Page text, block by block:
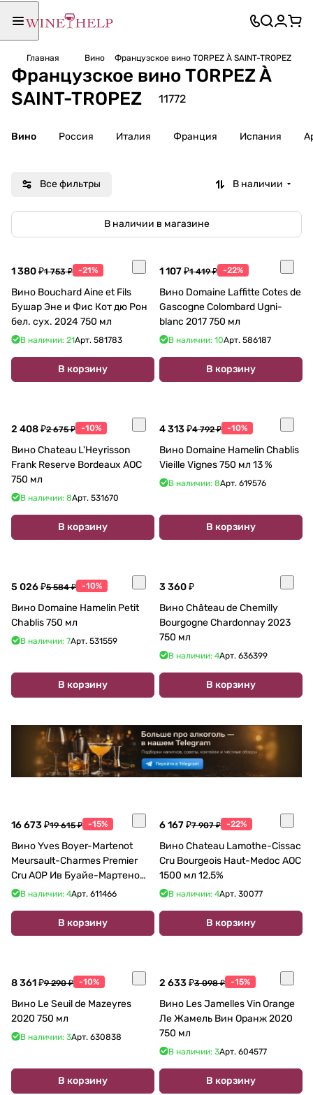
Главная Вино Французское вино TORPEZ À SAINT-TROPEZ
Французское вино TORPEZ À
SAINT-TROPEZ
11772
Вино Россия Италия Франция Испания
Все фильтры В наличии
В наличии в магазине
1 380 ₽1 753 ₽ -21%
Вино Bouchard Aine et Fils
Бушар Эне и Фис Кот дю Рон
бел. сух. 2024 750 мл
В наличии: 21Арт. 581783
В корзину
1 107 ₽1 419 ₽ -22%
Вино Domaine Laffitte Cotes de
Gascogne Colombard Ugni-
blanc 2017 750 мл
В наличии: 10Арт. 586187
В корзину
2 408 ₽2 675 ₽ -10%
Вино Chateau L'Heyrisson
Frank Reserve Bordeaux AOC
750 мл
В наличии: 8Арт. 531670
В корзину
4 313 ₽4 792 ₽ -10%
Вино Domaine Hamelin Chablis
Vieille Vignes 750 мл 13 %
В наличии: 8Арт. 619576
В корзину
5 026 ₽5 584 ₽ -10%
Вино Domaine Hamelin Petit
Chablis 750 мл
В наличии: 7Арт. 531559
В корзину
3 360 ₽
Вино Château de Chemilly
Bourgogne Chardonnay 2023
750 мл
В наличии: 4Арт. 636399
В корзину
16 673 ₽19 615 ₽ -15%
Вино Yves Boyer-Martenot
Meursault-Charmes Premier
Cru AOP Ив Буайе-Мартено
Мерсо-Шарм Премье Крю
В наличии: 4Арт. 611466
В корзину
6 167 ₽7 907 ₽ -22%
Вино Chateau Lamothe-Cissac
Cru Bourgeois Haut-Medoc AOC
1500 мл 12,5%
В наличии: 4Арт. 30077
В корзину
8 361 ₽9 290 ₽ -10%
Вино Le Seuil de Mazeyres
2020 750 мл
В наличии: 3Арт. 630838
В корзину
2 633 ₽3 098 ₽ -15%
Вино Les Jamelles Vin Orange
Ле Жамель Вин Оранж 2020
750 мл
В наличии: 3Арт. 604577
В корзину